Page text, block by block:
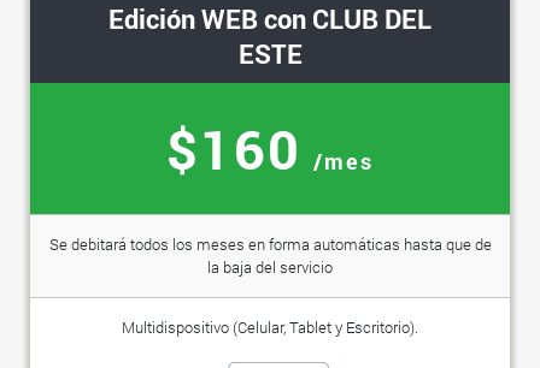
Edición WEB con CLUB DEL
ESTE
$160 /mes
Se debitará todos los meses en forma automáticas hasta que de
la baja del servicio
Multidispositivo (Celular, Tablet y Escritorio).